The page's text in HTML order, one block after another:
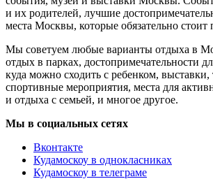
и их родителей, лучшие
места Москвы, которые обязательно стоит
Мы советуем любые варианты отдыха в
отдых в парках, достопримечательности
куда можно сходить с ребенком, выставки,
спортивные мероприятия, места для
и отдыха с семьей, и многое другое.
Мы в социальных сетях
Вконтакте
Кудамоскоу в однокласниках
Кудамоскоу в телеграме